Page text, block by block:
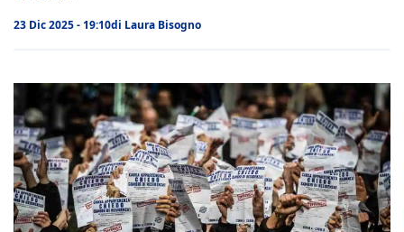
23 Dic 2025 - 19:10di Laura Bisogno